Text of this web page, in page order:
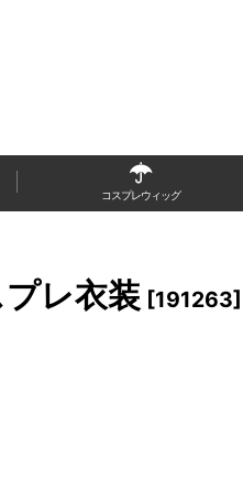
コスプレウィッグ
レ衣装 [191263]